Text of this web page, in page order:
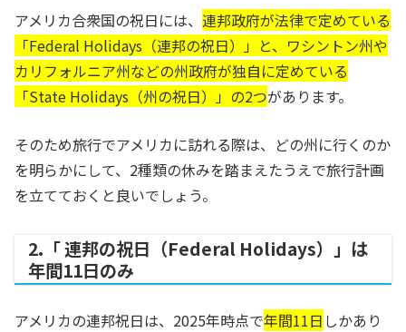
アメリカ合衆国の祝日には、 連邦政府が法律で定めている
「Federal Holidays（連邦の祝日）」と、ワシントン州や
カリフォルニア州などの州政府が独自に定めている
「State Holidays（州の祝日）」の2つがあります。
そのため旅行でアメリカに訪れる際は、どの州に行くのか
を明らかにして、2種類の休みを踏まえたうえで旅行計画
を立てておくと良いでしょう。
2.「 連邦の祝日（Federal Holidays）」は
年間11日のみ
アメリカの連邦祝日は、2025年時点で年間11日 しかあり